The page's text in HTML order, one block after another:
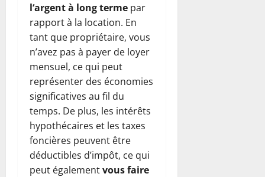
l‘argent à long terme par
rapport à la location. En
tant que propriétaire, vous
n’avez pas à payer de loyer
mensuel, ce qui peut
représenter des économies
significatives au fil du
temps. De plus, les intérêts
hypothécaires et les taxes
foncières peuvent être
déductibles d’impôt, ce qui
peut égalementvous faire